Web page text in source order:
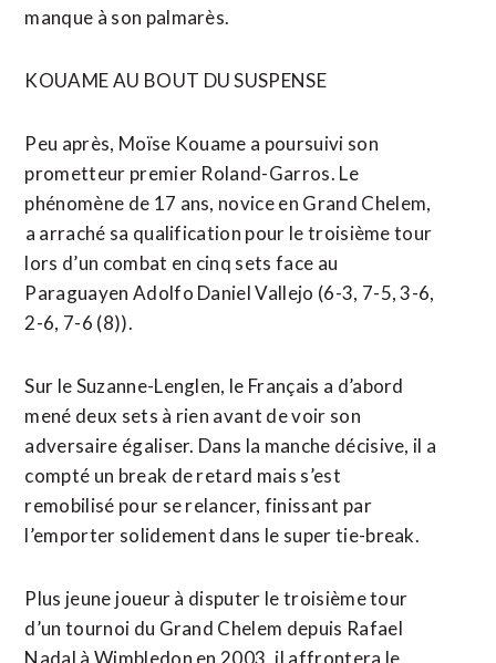
manque à son palmarès.
KOUAME AU ⁠BOUT DU SUSPENSE
Peu après, Moïse Kouame a poursuivi son
prometteur premier Roland-Garros. Le
phénomène de 17 ans, novice en Grand Chelem,
⁠a arraché sa qualification pour le troisième tour
lors d’un combat en cinq sets face au
Paraguayen Adolfo Daniel Vallejo (6-3, 7-5, 3-6,
2-6, 7-6 (8)).
Sur le Suzanne-Lenglen, le Français a d’abord
mené deux sets à rien avant de voir son
adversaire égaliser. Dans la manche décisive, il a
compté un break de retard mais s’est
remobilisé pour se relancer, finissant par
l’emporter solidement dans le super tie-break.
Plus jeune ⁠joueur ‌à disputer le troisième tour
d’un tournoi du Grand Chelem depuis Rafael
Nadal à Wimbledon en 2003, ⁠il affrontera le